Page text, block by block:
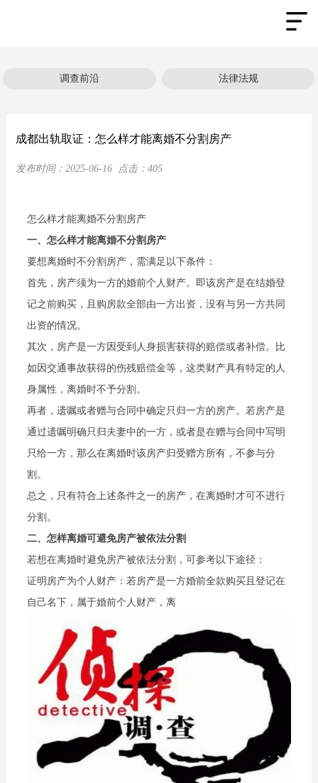
调查前沿 法律法规
成都出轨取证：怎么样才能离婚不分割房产
发布时间： 2025-06-16点击： 405
怎么样才能离婚不分割房产
一、怎么样才能离婚不分割房产
要想离婚时不分割房产，需满足以下条件：
首先，房产须为一方的婚前个人财产。即该房产是在结婚登
记之前购买，且购房款全部由一方出资，没有与另一方共同
出资的情况。
其次，房产是一方因受到人身损害获得的赔偿或者补偿。比
如因交通事故获得的伤残赔偿金等，这类财产具有特定的人
身属性，离婚时不予分割。
再者，遗嘱或者赠与合同中确定只归一方的房产。若房产是
通过遗嘱明确只归夫妻中的一方，或者是在赠与合同中写明
只给一方，那么在离婚时该房产归受赠方所有，不参与分
割。
总之，只有符合上述条件之一的房产，在离婚时才可不进行
分割。
二、怎样离婚可避免房产被依法分割
若想在离婚时避免房产被依法分割，可参考以下途径：
证明房产为个人财产：若房产是一方婚前全款购买且登记在
自己名下，属于婚前个人财产，离